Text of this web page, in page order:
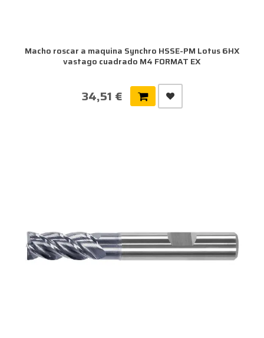
Macho roscar a maquina Synchro HSSE-PM Lotus 6HX
vastago cuadrado M4 FORMAT EX
34,51 €